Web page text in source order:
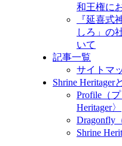
和王権に
『延喜式
しろ」の
いて
記事一覧
サイトマ
Shrine Heritager
Profile（
Heritager​〉
Dragonfly
Shrine